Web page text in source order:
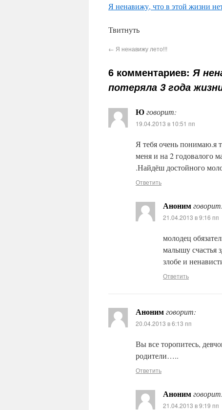
Я ненавижу, что в этой жизни
Твитнуть
← Я ненавижу лето!!!
6 комментариев:Я
потеряла 3 года
Юговорит:
19.04.2013 в 10:51 пп
Я тебя очень понимаю.я
меня и на 2 годовалого
.Найдёш достойного
Ответить
Аноним
21.04.2013 в 9:16 пп
молодец
малышу счастья
злобе и
Ответить
Анонимговорит:
20.04.2013 в 6:13 пп
Вы все торопитесь,
родители…..
Ответить
Аноним
21.04.2013 в 9:19 пп